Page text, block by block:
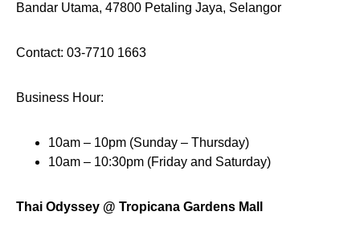
Bandar Utama, 47800 Petaling Jaya, Selangor
Contact: 03-7710 1663
Business Hour:
10am – 10pm (Sunday – Thursday)
10am – 10:30pm (Friday and Saturday)
Thai Odyssey @ Tropicana Gardens Mall